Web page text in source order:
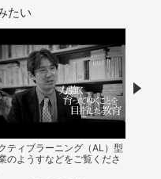
たい
ティブラーニング（AL）型
のようすなどをご覧くださ